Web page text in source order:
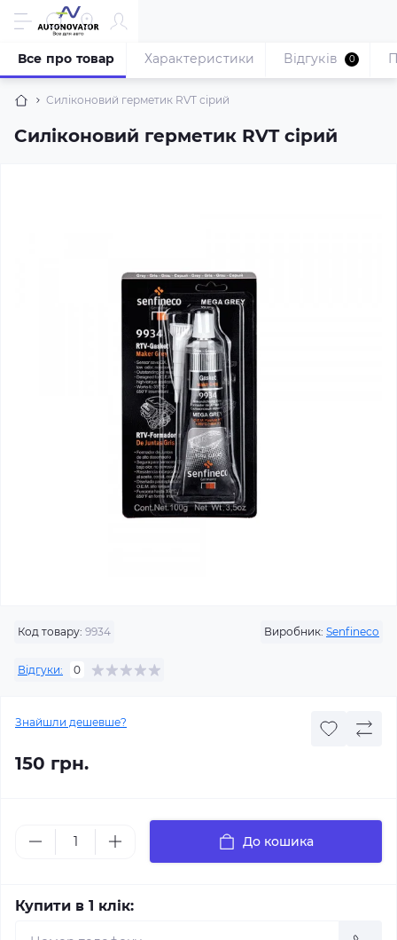
Cиліконовий герметик RVT сірий
Cиліконовий герметик RVT сірий
Все про товар Характеристики Відгуків 0
Код товару: 9934 Виробник: Senfineco
Відгуки: 0
Знайшли дешевше?
150 грн.
До кошика
Купити в 1 клік: